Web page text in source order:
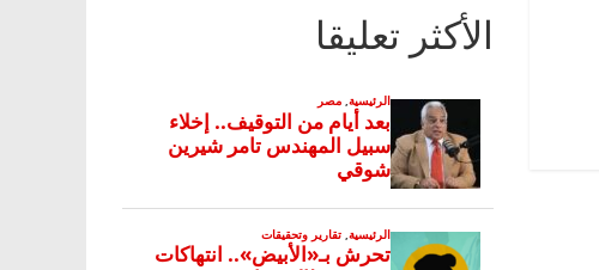
الأكثر تعليقا